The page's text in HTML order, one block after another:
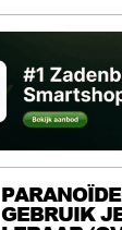
GEBRUIK